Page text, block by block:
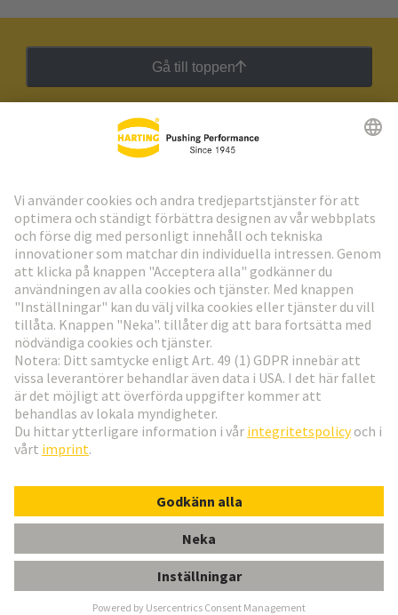
RAM
Gå till toppen
HARTING:s nyhetsbrev
Gå till registrering
Social Media
Sverige
© Teknologi-koncernen HARTING
ImprintIntegritetspolicy
Kundinformation